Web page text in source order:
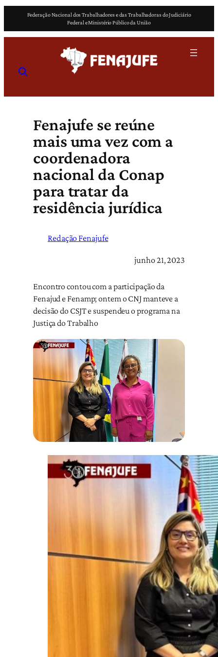
o
Federação Nacional dos Trabalhadores e das Trabalhadoras do Judiciário
Federal e Ministério Público da União
Fenajufe se reúne
mais uma vez com a
coordenadora
nacional da Conap
para tratar da
residência jurídica
Redação Fenajufe
junho 21, 2023
Encontro contou com a participação da
Fenajud e Fenamp; ontem o CNJ manteve a
decisão do CSJT e suspendeu o programa na
Justiça do Trabalho